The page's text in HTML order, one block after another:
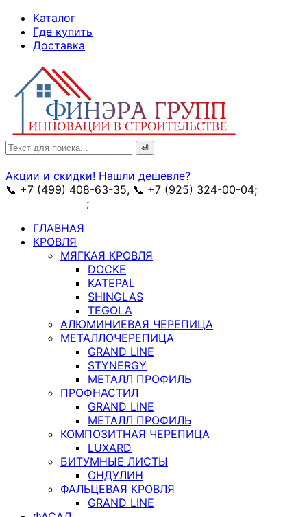
Skip
Content
Каталог
Где купить
Доставка
Search
for:
Акции и скидки! Нашли дешевле?
📞 +7 (499) 408-63-35, 📞 +7 (925) 324-00-04;
;
ГЛАВНАЯ
КРОВЛЯ
МЯГКАЯ КРОВЛЯ
DOCKE
KATEPAL
SHINGLAS
TEGOLA
АЛЮМИНИЕВАЯ ЧЕРЕПИЦА
МЕТАЛЛОЧЕРЕПИЦА
GRAND LINE
STYNERGY
МЕТАЛЛ ПРОФИЛЬ
ПРОФНАСТИЛ
GRAND LINE
МЕТАЛЛ ПРОФИЛЬ
КОМПОЗИТНАЯ ЧЕРЕПИЦА
LUXARD
БИТУМНЫЕ ЛИСТЫ
ОНДУЛИН
ФАЛЬЦЕВАЯ КРОВЛЯ
GRAND LINE